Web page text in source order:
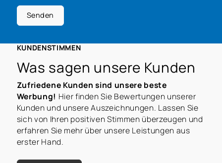
Senden
KUNDENSTIMMEN
Was sagen unsere Kunden
Zufriedene Kunden sind unsere beste
Werbung! Hier finden Sie Bewertungen unserer
Kunden und unsere Auszeichnungen. Lassen Sie
sich von Ihren positiven Stimmen überzeugen und
erfahren Sie mehr über unsere Leistungen aus
erster Hand.